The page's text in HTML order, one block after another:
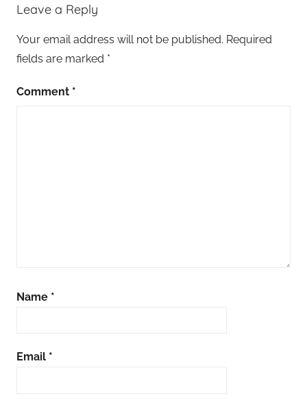
Leave a Reply
Your email address will not be published. Required
fields are marked *
Comment *
Name *
Email *